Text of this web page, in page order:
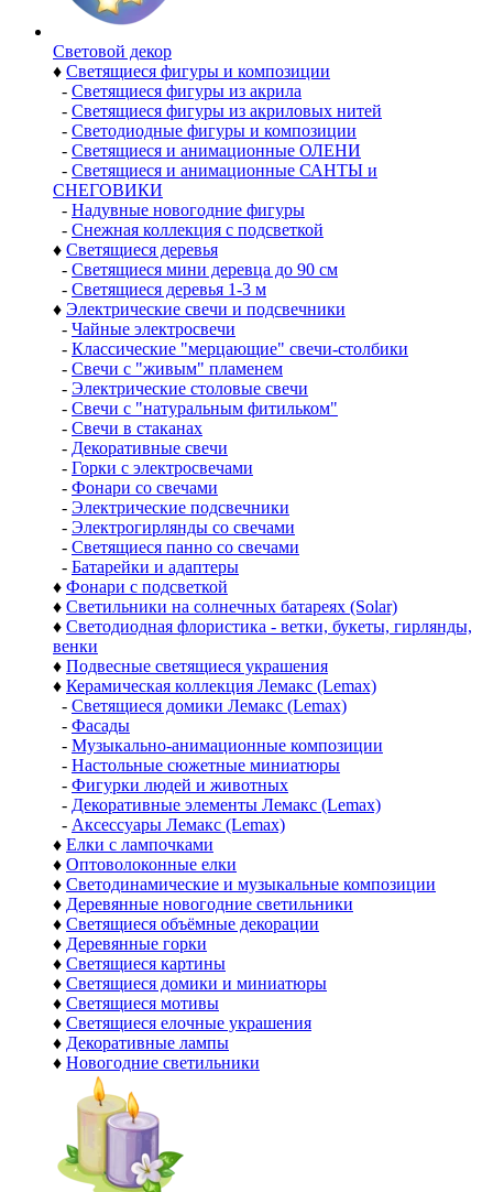
Световой декор
♦ Светящиеся фигуры и композиции
- Светящиеся фигуры из акрила
- Светящиеся фигуры из акриловых нитей
- Светодиодные фигуры и композиции
- Светящиеся и анимационные ОЛЕНИ
- Светящиеся и анимационные САНТЫ и
СНЕГОВИКИ
- Надувные новогодние фигуры
- Снежная коллекция с подсветкой
♦ Светящиеся деревья
- Светящиеся мини деревца до 90 см
- Светящиеся деревья 1-3 м
♦ Электрические свечи и подсвечники
- Чайные электросвечи
- Классические "мерцающие" свечи-столбики
- Свечи с "живым" пламенем
- Электрические столовые свечи
- Свечи с "натуральным фитильком"
- Свечи в стаканах
- Декоративные свечи
- Горки с электросвечами
- Фонари со свечами
- Электрические подсвечники
- Электрогирлянды со свечами
- Светящиеся панно со свечами
- Батарейки и адаптеры
♦ Фонари с подсветкой
♦ Светильники на солнечных батареях (Solar)
♦ Светодиодная флористика - ветки, букеты, гирлянды,
венки
♦ Подвесные светящиеся украшения
♦ Керамическая коллекция Лемакс (Lemax)
- Светящиеся домики Лемакс (Lemax)
- Фасады
- Музыкально-анимационные композиции
- Настольные сюжетные миниатюры
- Фигурки людей и животных
- Декоративные элементы Лемакс (Lemax)
- Аксессуары Лемакс (Lemax)
♦ Елки с лампочками
♦ Оптоволоконные елки
♦ Светодинамические и музыкальные композиции
♦ Деревянные новогодние светильники
♦ Светящиеся объёмные декорации
♦ Деревянные горки
♦ Светящиеся картины
♦ Светящиеся домики и миниатюры
♦ Светящиеся мотивы
♦ Светящиеся елочные украшения
♦ Декоративные лампы
♦ Новогодние светильники